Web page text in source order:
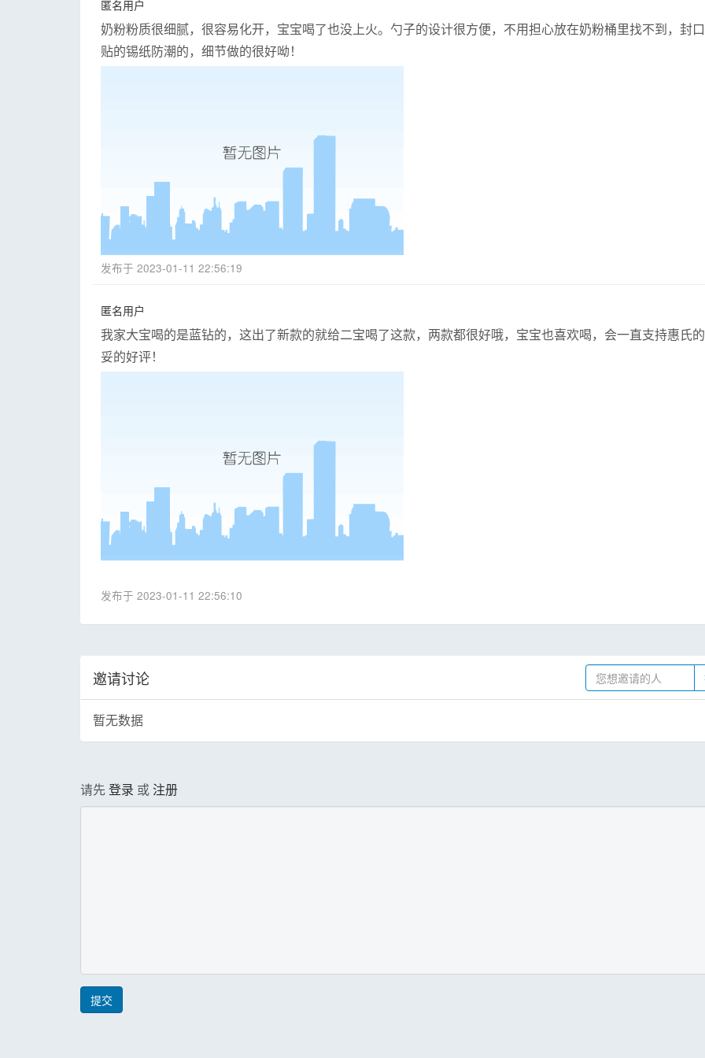
匿名用户
奶粉粉质很细腻，很容易化开，宝宝喝了也没上火。勺子的设计很方便，不用担心放在奶粉桶里找不到，封
贴的锡纸防潮的，细节做的很好呦！
发布于 2023-01-11 22:56:19
匿名用户
我家大宝喝的是蓝钻的，这出了新款的就给二宝喝了这款，两款都很好哦，宝宝也喜欢喝，会一直支持惠氏
妥的好评！
发布于 2023-01-11 22:56:10
邀请讨论
暂无数据
请先登录 或 注册
提交